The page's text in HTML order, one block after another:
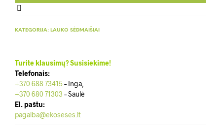
KATEGORIJA: LAUKO SĖDMAIŠIAI
Turite klausimų? Susisiekime!
Telefonais:
+370 688 73415– Inga,
+370 680 71303 – Saulė
El. paštu:
pagalba@ekoseses.lt